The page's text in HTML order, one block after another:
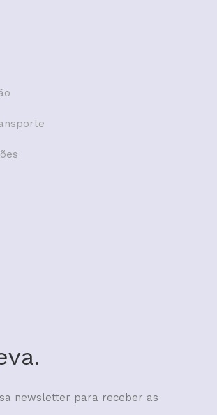
newsletter para receber as